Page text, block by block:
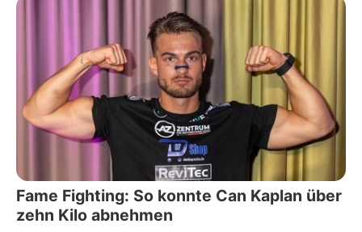
Fame Fighting: So konnte Can Kaplan über
zehn Kilo abnehmen